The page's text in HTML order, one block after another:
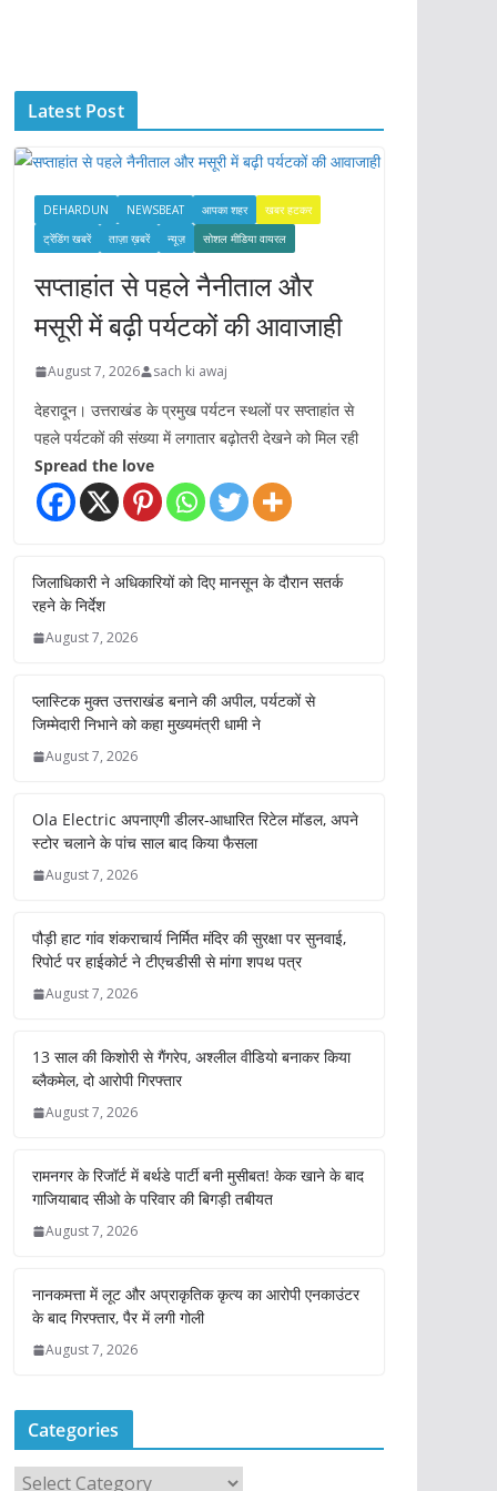
e
s
Latest Post
DEHARDUN NEWSBEAT आपका शहर
खबर हटकर
ट्रेंडिंग खबरें
ताज़ा ख़बरें न्यूज़ सोशल मीडिया वायरल
सप्ताहांत से पहले नैनीताल और
मसूरी में बढ़ी पर्यटकों की आवाजाही
August 7, 2026 sach ki awaj
देहरादून। उत्तराखंड के प्रमुख पर्यटन स्थलों पर सप्ताहांत से
पहले पर्यटकों की संख्या में लगातार बढ़ोतरी देखने को मिल रही
Spread the love
जिलाधिकारी ने अधिकारियों को दिए मानसून के दौरान सतर्क
रहने के निर्देश
August 7, 2026
प्लास्टिक मुक्त उत्तराखंड बनाने की अपील, पर्यटकों से
जिम्मेदारी निभाने को कहा मुख्यमंत्री धामी ने
August 7, 2026
Ola Electric अपनाएगी डीलर-आधारित रिटेल मॉडल, अपने
स्टोर चलाने के पांच साल बाद किया फैसला
August 7, 2026
पौड़ी हाट गांव शंकराचार्य निर्मित मंदिर की सुरक्षा पर सुनवाई,
रिपोर्ट पर हाईकोर्ट ने टीएचडीसी से मांगा शपथ पत्र
August 7, 2026
13 साल की किशोरी से गैंगरेप, अश्लील वीडियो बनाकर किया
ब्लैकमेल, दो आरोपी गिरफ्तार
August 7, 2026
रामनगर के रिजॉर्ट में बर्थडे पार्टी बनी मुसीबत! केक खाने के बाद
गाजियाबाद सीओ के परिवार की बिगड़ी तबीयत
August 7, 2026
नानकमत्ता में लूट और अप्राकृतिक कृत्य का आरोपी एनकाउंटर
के बाद गिरफ्तार, पैर में लगी गोली
August 7, 2026
Categories